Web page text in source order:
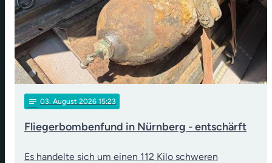
notes 03 . August 2026 15:23
Fliegerbombenfund in Nürnberg - entschärft
Es handelte sich um einen 112 Kilo schweren